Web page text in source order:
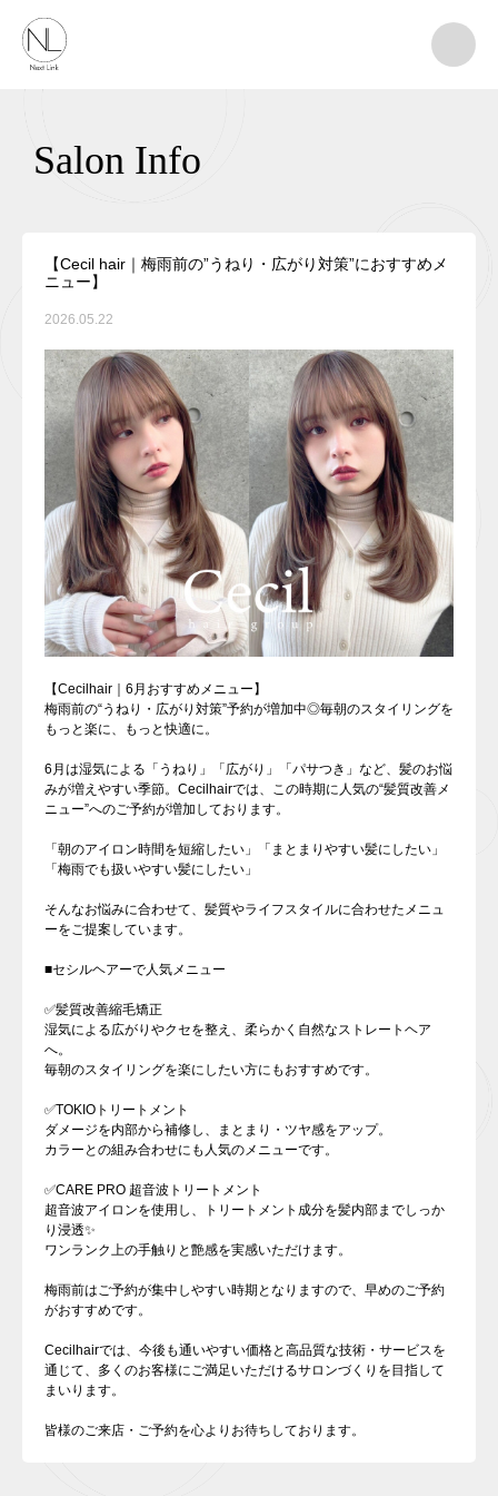
Salon Info
【Cecil hair｜梅雨前の”うねり・広がり対策”におすすめメ
ニュー】
2026.05.22
【Cecilhair｜6月おすすめメニュー】
梅雨前の“うねり・広がり対策”予約が増加中◎毎朝のスタイリングを
もっと楽に、もっと快適に。
6月は湿気による「うねり」「広がり」「パサつき」など、髪のお悩
みが増えやすい季節。Cecilhairでは、この時期に人気の“髪質改善メ
ニュー”へのご予約が増加しております。
「朝のアイロン時間を短縮したい」「まとまりやすい髪にしたい」
「梅雨でも扱いやすい髪にしたい」
そんなお悩みに合わせて、髪質やライフスタイルに合わせたメニュ
ーをご提案しています。
■セシルヘアーで人気メニュー
✅髪質改善縮毛矯正
湿気による広がりやクセを整え、柔らかく自然なストレートヘア
へ。
毎朝のスタイリングを楽にしたい方にもおすすめです。
✅TOKIOトリートメント
ダメージを内部から補修し、まとまり・ツヤ感をアップ。
カラーとの組み合わせにも人気のメニューです。
✅CARE PRO 超音波トリートメント
超音波アイロンを使用し、トリートメント成分を髪内部までしっか
り浸透✨
ワンランク上の手触りと艶感を実感いただけます。
梅雨前はご予約が集中しやすい時期となりますので、早めのご予約
がおすすめです。
Cecilhairでは、今後も通いやすい価格と高品質な技術・サービスを
通じて、多くのお客様にご満足いただけるサロンづくりを目指して
まいります。
皆様のご来店・ご予約を心よりお待ちしております。